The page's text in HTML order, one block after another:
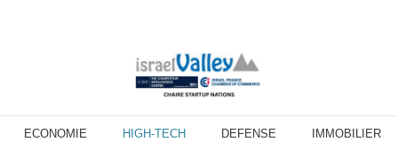
ECONOMIE HIGH-TECH DEFENSE IMMOBILIER